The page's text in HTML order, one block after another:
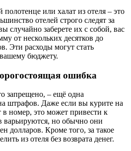
полотенце или халат из отеля – это
отелей строго следят за
случайно заберете их с собой, вас
от нескольких десятков до
Эти расходы могут стать
бюджету.
ошибка
запрещено, – ещё одна
штрафов. Даже если вы курите на
номер, это может привести к
но обычно они
долларов. Кроме того, за такое
из отеля без возврата денег.